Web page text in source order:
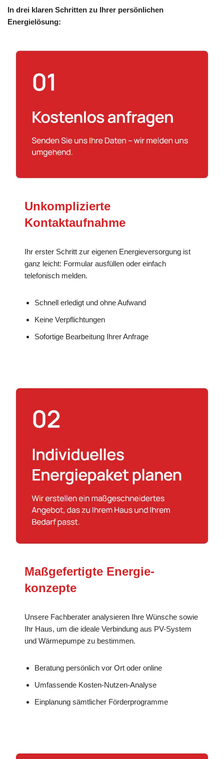
In drei klaren Schritten zu Ihrer persönlichen
Energielösung:
Unkomplizierte
Kontaktaufnahme
Ihr erster Schritt zur eigenen Energieversorgung ist
ganz leicht: Formular ausfüllen oder einfach
telefonisch melden.
Schnell erledigt und ohne Aufwand
Keine Verpflichtungen
Sofortige Bearbeitung Ihrer Anfrage
Maßgefertigte Energie­
konzepte
Unsere Fachberater analysieren Ihre Wünsche sowie
Ihr Haus, um die ideale Verbindung aus PV-System
und Wärmepumpe zu bestimmen.
Beratung persönlich vor Ort oder online
Umfassende Kosten-Nutzen-Analyse
Einplanung sämtlicher Förderprogramme